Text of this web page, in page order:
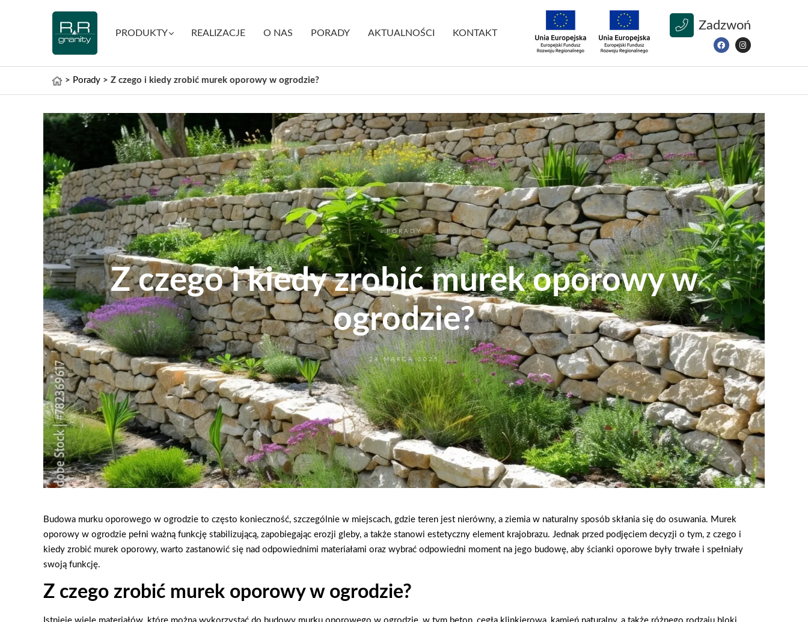
PRODUKTY REALIZACJE O NAS PORADY AKTUALNOŚCI KONTAKT
Zadzwoń
> Porady > Z czego i kiedy zrobić murek oporowy w ogrodzie?
PORADY
Z czego i kiedy zrobić murek oporowy w
ogrodzie?
24 MARCA 2025
Budowa murku oporowego w ogrodzie to często konieczność, szczególnie w miejscach, gdzie teren jest nierówny, a ziemia w naturalny sposób skłania się do osuwania. Murek
oporowy w ogrodzie pełni ważną funkcję stabilizującą, zapobiegając erozji gleby, a także stanowi estetyczny element krajobrazu. Jednak przed podjęciem decyzji o tym, z czego i
kiedy zrobić murek oporowy, warto zastanowić się nad odpowiednimi materiałami oraz wybrać odpowiedni moment na jego budowę, aby ścianki oporowe były trwałe i spełniały
swoją funkcję.
Z czego zrobić murek oporowy w ogrodzie?